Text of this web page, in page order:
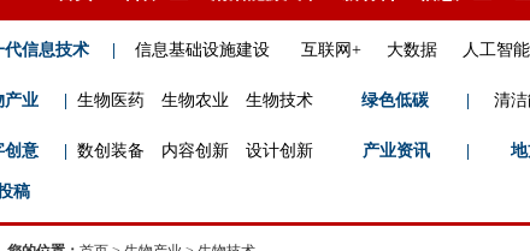
代信息技术 信息基础设施建设 互联网+ 大数据 人工智能
产业 生物医药 生物农业 生物技术 绿色低碳 清
创意 数创装备 内容创新 设计创新 产业资讯
稿